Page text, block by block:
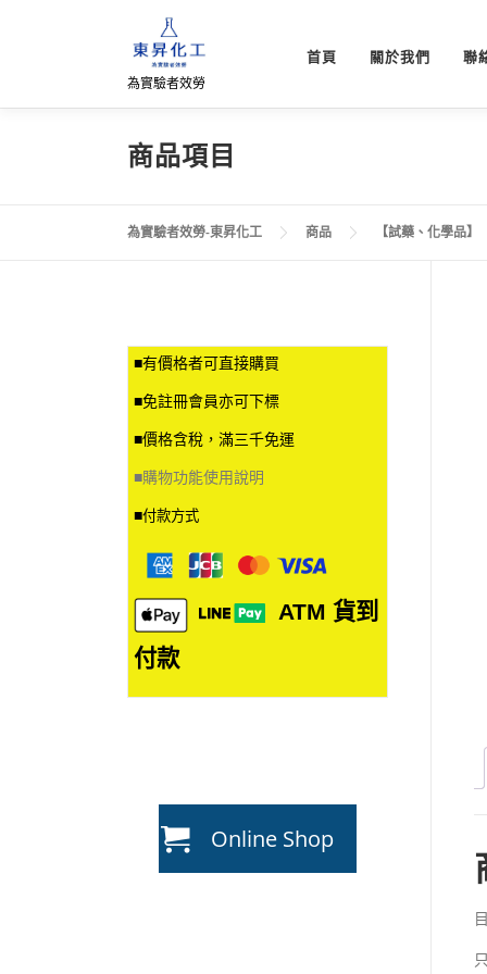
內
為實驗者效勞
首頁 關於我們 聯
商品項目
為實驗者效勞-東昇化工 商品 【試藥、化學品】
■有價格者可直接購買
■免註冊會員亦可下標
■價格含稅，滿三千免運
■購物功能使用說明
■付款方式
ATM 貨到
付款
Online Shop